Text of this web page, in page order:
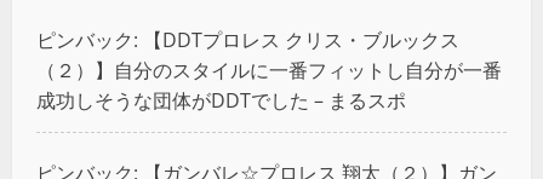
ピンバック:
【DDTプロレス クリス・ブルックス
（２）】自分のスタイルに一番フィットし自分が一番
成功しそうな団体がDDTでした – まるスポ
ピンバック:
【ガンバレ☆プロレス 翔太（２）】ガン